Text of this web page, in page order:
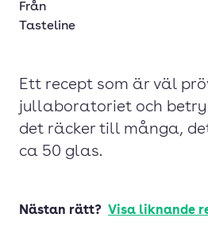
Från
Tasteline
Ett recept som är väl
jullaboratoriet och
det räcker till många,
ca 50 glas.
Nästan rätt? Visa liknande